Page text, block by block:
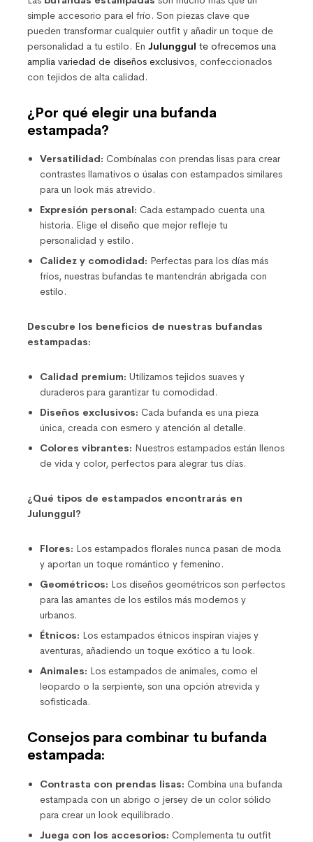
simple accesorio para el frío. Son piezas clave que
pueden transformar cualquier outfit y añadir un toque de
personalidad a tu estilo. EnJulunggul te ofrecemos una
amplia variedad de diseños exclusivos, confeccionados
con tejidos de alta calidad.
¿Por qué elegir una bufanda
estampada?
Versatilidad: Combínalas con prendas lisas para crear
contrastes llamativos o úsalas con estampados similares
para un look más atrevido.
Expresión personal: Cada estampado cuenta una
historia. Elige el diseño que mejor refleje tu
personalidad y estilo.
Calidez y comodidad: Perfectas para los días más
fríos, nuestras bufandas te mantendrán abrigada con
estilo.
Descubre los beneficios de nuestras bufandas
estampadas:
Calidad premium: Utilizamos tejidos suaves y
duraderos para garantizar tu comodidad.
Diseños exclusivos: Cada bufanda es una pieza
única, creada con esmero y atención al detalle.
Colores vibrantes: Nuestros estampados están llenos
de vida y color, perfectos para alegrar tus días.
¿Qué tipos de estampados encontrarás en
Julunggul?
Flores: Los estampados florales nunca pasan de moda
y aportan un toque romántico y femenino.
Geométricos: Los diseños geométricos son perfectos
para las amantes de los estilos más modernos y
urbanos.
Étnicos: Los estampados étnicos inspiran viajes y
aventuras, añadiendo un toque exótico a tu look.
Animales: Los estampados de animales, como el
leopardo o la serpiente, son una opción atrevida y
sofisticada.
Consejos para combinar tu bufanda
estampada:
Contrasta con prendas lisas: Combina una bufanda
estampada con un abrigo o jersey de un color sólido
para crear un look equilibrado.
Juega con los accesorios: Complementa tu outfit